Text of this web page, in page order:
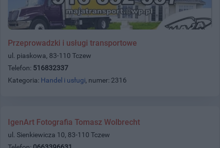
Przeprowadzki i usługi transportowe
ul. piaskowa, 83-110 Tczew
Telefon: 516832337
Kategoria: Handel i usługi, numer: 2316
IgenArt Fotografia Tomasz Wolbrecht
ul. Sienkiewicza 10, 83-110 Tczew